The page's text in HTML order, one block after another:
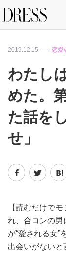
特集
ファッ
恋愛/
美容/
2019.12.15 恋愛
わたし
めた。
た話を
せ」
【読むだけで
れ、合コンの
が“愛される女”
出会いがないと